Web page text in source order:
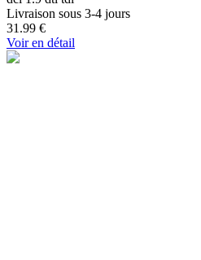
Livraison sous 3-4 jours
31.99 €
Voir en détail